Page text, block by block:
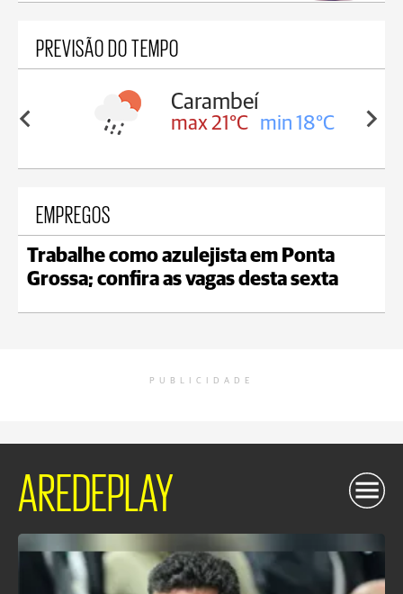
PREVISÃO DO TEMPO
18°C
Carambeí
max 21°C min 18°C
EMPREGOS
Trabalhe como azulejista em Ponta
Grossa; confira as vagas desta sexta
PUBLICIDADE
AREDEPLAY